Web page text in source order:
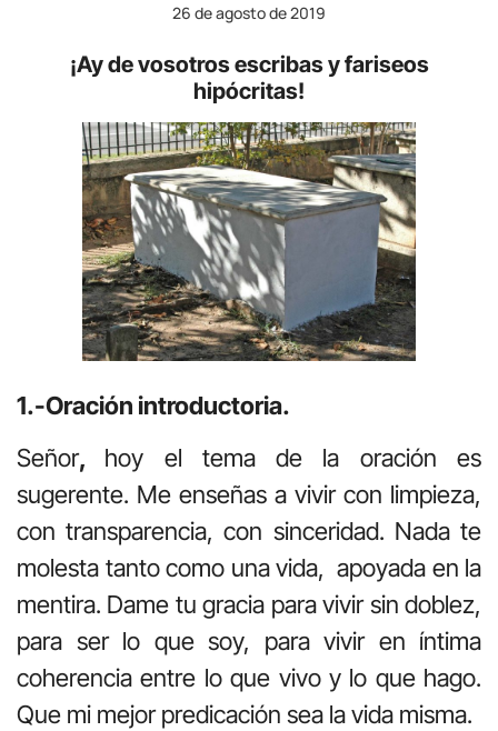
26 de agosto de 2019
¡Ay de vosotros escribas y fariseos
hipócritas!
1.-Oración introductoria.
Señor, hoy el tema de la oración es
sugerente. Me enseñas a vivir con limpieza,
con transparencia, con sinceridad. Nada te
molesta tanto como una vida, apoyada en la
mentira. Dame tu gracia para vivir sin doblez,
para ser lo que soy, para vivir en íntima
coherencia entre lo que vivo y lo que hago.
Que mi mejor predicación sea la vida misma.